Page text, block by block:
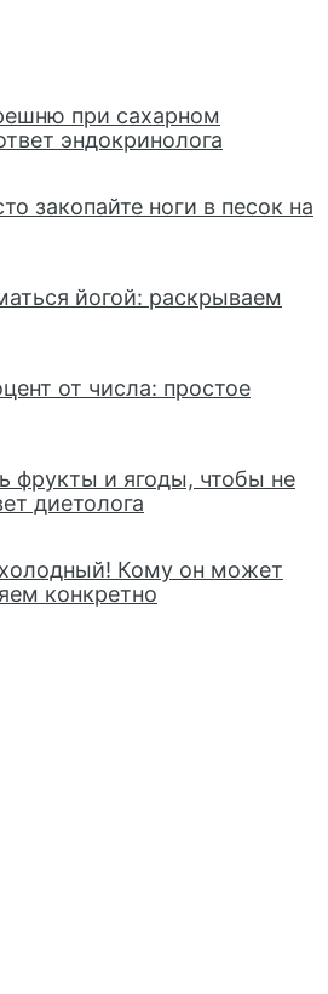
при сахарном
эндокринолога
закопайте ноги в песок на
йогой: раскрываем
от числа: простое
фрукты и ягоды, чтобы не
диетолога
Кому он может
конкретно